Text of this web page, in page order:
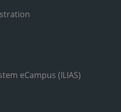
eCampus (ILIAS)